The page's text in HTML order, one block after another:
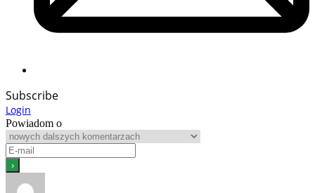
Subscribe
Login
Powiadom o